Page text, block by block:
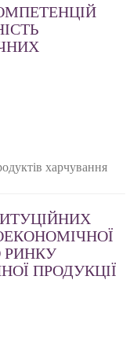
харчування
РИНКУ
ПРОДУКЦІЇ